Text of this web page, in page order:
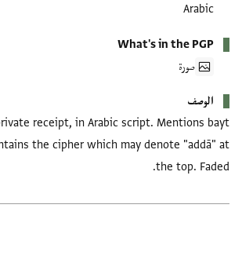
Arabic
What's in the PGP
صورة
الوصف
receipt, in Arabic script. Mentions bayt
the cipher which may denote "addā" at
the top. Faded.